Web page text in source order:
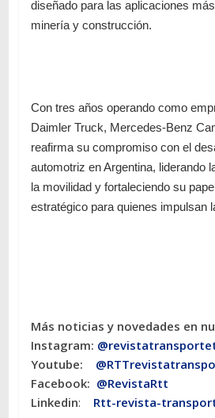
diseñado para las aplicaciones
minería y construcción.
Con tres años operando como
Daimler Truck, Mercedes-Benz
reafirma su compromiso con el
automotriz en Argentina, liderando
la movilidad y fortaleciendo su
estratégico para quienes impulsan
Más noticias y novedades en
Instagram:
Youtube:
Facebook: @RevistaRtt
Linkedin: Rtt-revista-